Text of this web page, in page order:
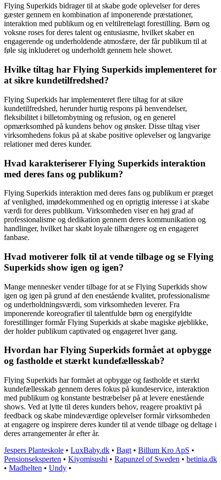
Flying Superkids bidrager til at skabe gode oplevelser for deres
gæster gennem en kombination af imponerende præstationer,
interaktion med publikum og en veltilrettelagt forestilling. Børn og
voksne roses for deres talent og entusiasme, hvilket skaber en
engagerende og underholdende atmosfære, der får publikum til at
føle sig inkluderet og underholdt gennem hele showet.
Hvilke tiltag har Flying Superkids implementeret for
at sikre kundetilfredshed?
Flying Superkids har implementeret flere tiltag for at sikre
kundetilfredshed, herunder hurtig respons på henvendelser,
fleksibilitet i billetombytning og refusion, og en generel
opmærksomhed på kundens behov og ønsker. Disse tiltag viser
virksomhedens fokus på at skabe positive oplevelser og langvarige
relationer med deres kunder.
Hvad karakteriserer Flying Superkids interaktion
med deres fans og publikum?
Flying Superkids interaktion med deres fans og publikum er præget
af venlighed, imødekommenhed og en oprigtig interesse i at skabe
værdi for deres publikum. Virksomheden viser en høj grad af
professionalisme og dedikation gennem deres kommunikation og
handlinger, hvilket har skabt loyale tilhængere og en engageret
fanbase.
Hvad motiverer folk til at vende tilbage og se Flying
Superkids show igen og igen?
Mange mennesker vender tilbage for at se Flying Superkids show
igen og igen på grund af den enestående kvalitet, professionalisme
og underholdningsværdi, som virksomheden leverer. Fra
imponerende koreografier til talentfulde børn og energifyldte
forestillinger formår Flying Superkids at skabe magiske øjeblikke,
der holder publikum captivated og engageret hver gang.
Hvordan har Flying Superkids formået at opbygge
og fastholde et stærkt kundefællesskab?
Flying Superkids har formået at opbygge og fastholde et stærkt
kundefællesskab gennem deres fokus på kundeservice, interaktion
med publikum og konstante bestræbelser på at levere enestående
shows. Ved at lytte til deres kunders behov, reagere proaktivt på
feedback og skabe mindeværdige oplevelser formår virksomheden
at engagere og inspirere deres kunder til at vende tilbage og deltage i
deres arrangementer år efter år.
Jespers Planteskole • LuxBaby.dk • Bagt • Billum Kro ApS •
Pensionseksperten • Kiyomisushi • Rapunzel of Sweden • betinia.dk
• Madhelten • Undy •